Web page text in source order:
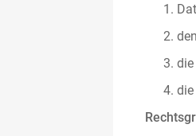
die